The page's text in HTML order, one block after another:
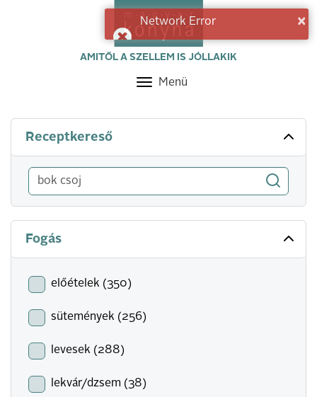
AMITŐL A SZELLEM IS JÓLLAKIK
Toggle
Menü
Receptkereső
Fogás
előételek (350)
sütemények (256)
levesek (288)
lekvár/dzsem (38)
×
Network Error